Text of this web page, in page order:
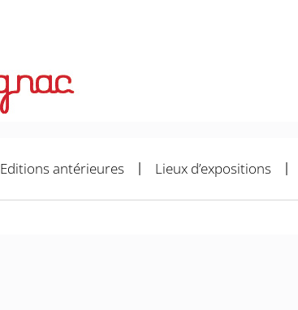
Editions antérieures Lieux d’expositions